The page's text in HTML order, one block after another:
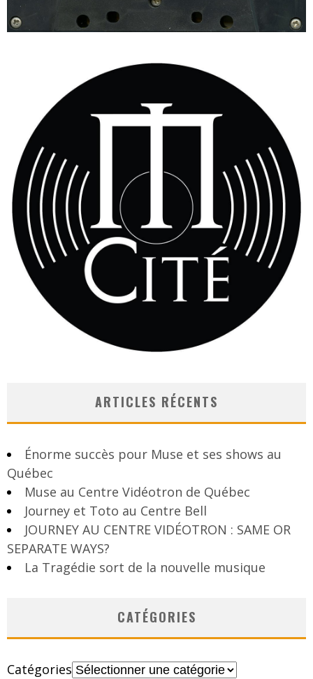
ARTICLES RÉCENTS
Énorme succès pour Muse et ses shows au
Québec
Muse au Centre Vidéotron de Québec
Journey et Toto au Centre Bell
JOURNEY AU CENTRE VIDÉOTRON : SAME OR
SEPARATE WAYS?
La Tragédie sort de la nouvelle musique
CATÉGORIES
Catégories